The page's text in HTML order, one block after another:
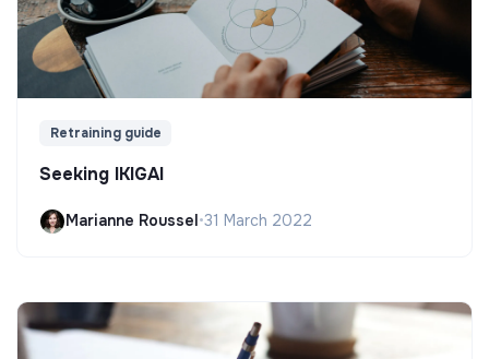
Retraining guide
Seeking IKIGAI
Marianne Roussel •31 March 2022